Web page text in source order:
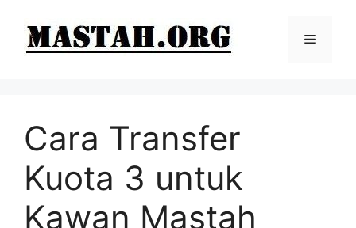
Menu
Cara Transfer
Kuota 3 untuk
Kawan Mastah